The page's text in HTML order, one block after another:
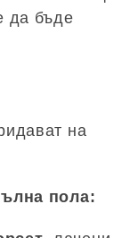
да бъде
на
пола: